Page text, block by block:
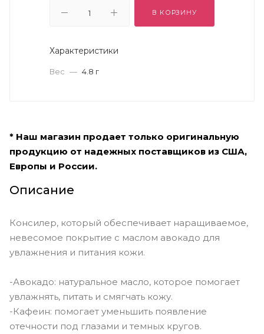
В КОРЗИНУ
Характеристики
Вес — 4.8 г
* Наш магазин продает только оригинальную
продукцию от надежных поставщиков из США,
Европы и России.
Описание
Консилер, который обеспечивает наращиваемое,
невесомое покрытие с маслом авокадо для
увлажнения и питания кожи.
-Авокадо: натуральное масло, которое помогает
увлажнять, питать и смягчать кожу.
-Кафеин: помогает уменьшить появление
отечности под глазами и темных кругов.